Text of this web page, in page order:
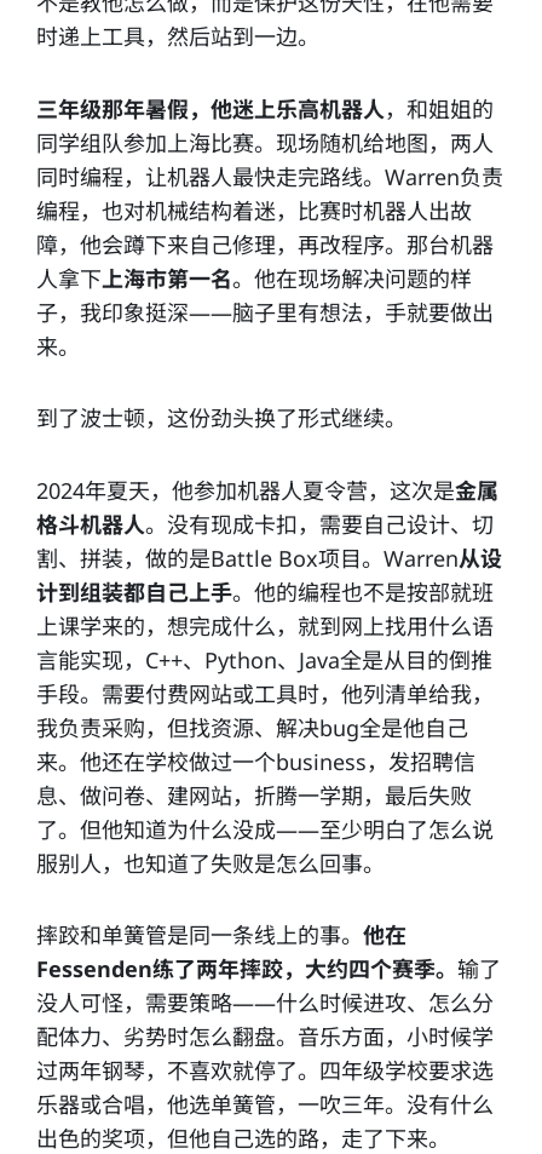
时递上工具，然后站到一边。
三年级那年暑假，他迷上乐高机器人 ，和姐姐的
同学组队参加上海比赛。现场随机给地图，两人
同时编程，让机器人最快走完路线。Warren负责
编程，也对机械结构着迷，比赛时机器人出故
障，他会蹲下来自己修理，再改程序。那台机器
人拿下上海市第一名。他在现场解决问题的样
子，我印象挺深——脑子里有想法，手就要做出
来。
到了波士顿，这份劲头换了形式继续。
2024年夏天，他参加机器人夏令营，这次是金属
格斗机器人。没有现成卡扣，需要自己设计、切
割、拼装，做的是Battle Box项目。Warren从设
计到组装都自己上手。他的编程也不是按部就班
上课学来的，想完成什么，就到网上找用什么语
言能实现，C++、Python、Java全是从目的倒推
手段。需要付费网站或工具时，他列清单给我，
我负责采购，但找资源、解决bug全是他自己
来。他还在学校做过一个business，发招聘信
息、做问卷、建网站，折腾一学期，最后失败
了。但他知道为什么没成——至少明白了怎么说
服别人，也知道了失败是怎么回事。
摔跤和单簧管是同一条线上的事。 他在
Fessenden练了两年摔跤，大约四个赛季。 输了
没人可怪，需要策略——什么时候进攻、怎么分
配体力、劣势时怎么翻盘。音乐方面，小时候学
过两年钢琴，不喜欢就停了。四年级学校要求选
乐器或合唱，他选单簧管，一吹三年。没有什么
出色的奖项，但他自己选的路，走了下来。